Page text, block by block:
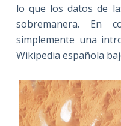
lo que los datos de
sobremanera. En
simplemente una
Wikipedia española